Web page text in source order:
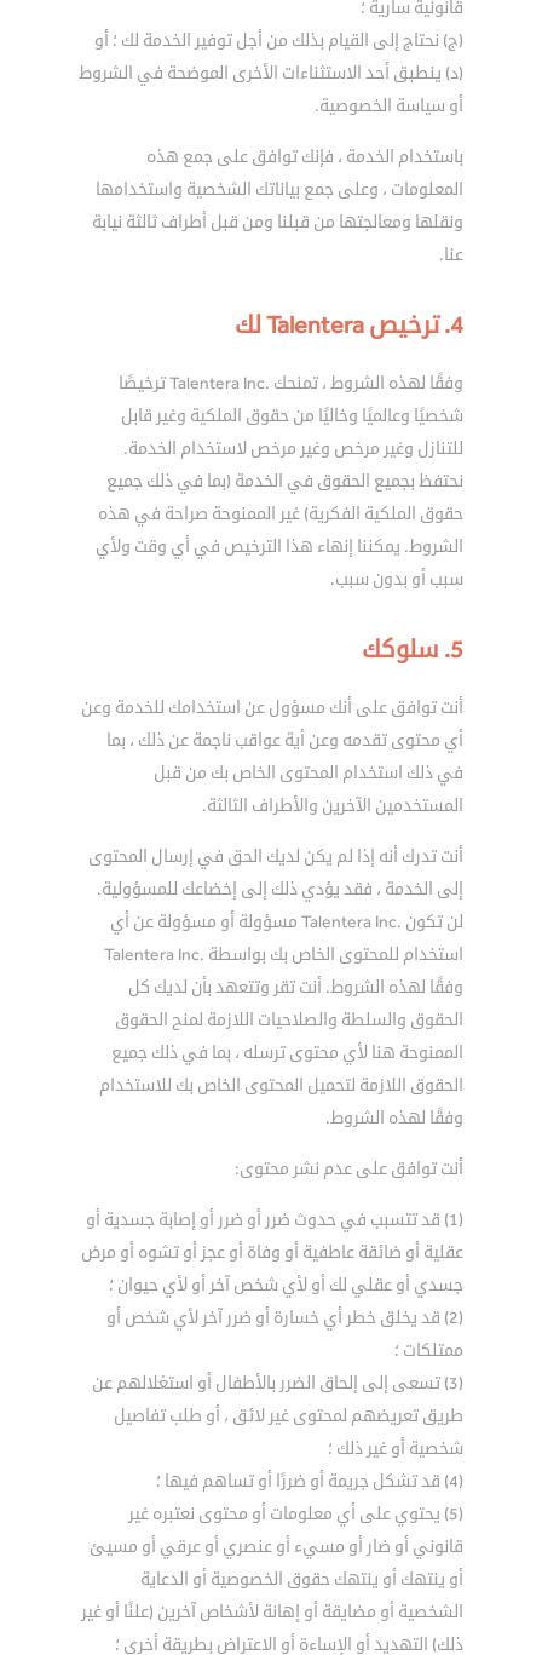
قانونية سارية ؛
(ج) نحتاج إلى القيام بذلك من أجل توفير الخدمة لك ؛ أو
(د) ينطبق أحد الاستثناءات الأخرى الموضحة في الشروط
أو سياسة الخصوصية.
باستخدام الخدمة ، فإنك توافق على جمع هذه
المعلومات ، وعلى جمع بياناتك الشخصية واستخدامها
ونقلها ومعالجتها من قبلنا ومن قبل أطراف ثالثة نيابة
عنا.
4. ترخيص Talentera لك
وفقًا لهذه الشروط ، تمنحك .Talentera Inc ترخيصًا
شخصيًا وعالميًا وخاليًا من حقوق الملكية وغير قابل
للتنازل وغير مرخص وغير مرخص لاستخدام الخدمة.
نحتفظ بجميع الحقوق في الخدمة (بما في ذلك جميع
حقوق الملكية الفكرية) غير الممنوحة صراحة في هذه
الشروط. يمكننا إنهاء هذا الترخيص في أي وقت ولأي
سبب أو بدون سبب.
5. سلوكك
أنت توافق على أنك مسؤول عن استخدامك للخدمة وعن
أي محتوى تقدمه وعن أية عواقب ناجمة عن ذلك ، بما
في ذلك استخدام المحتوى الخاص بك من قبل
المستخدمين الآخرين والأطراف الثالثة.
أنت تدرك أنه إذا لم يكن لديك الحق في إرسال المحتوى
إلى الخدمة ، فقد يؤدي ذلك إلى إخضاعك للمسؤولية.
لن تكون .Talentera Inc مسؤولة أو مسؤولة عن أي
استخدام للمحتوى الخاص بك بواسطة .Talentera Inc
وفقًا لهذه الشروط. أنت تقر وتتعهد بأن لديك كل
الحقوق والسلطة والصلاحيات اللازمة لمنح الحقوق
الممنوحة هنا لأي محتوى ترسله ، بما في ذلك جميع
الحقوق اللازمة لتحميل المحتوى الخاص بك للاستخدام
وفقًا لهذه الشروط.
أنت توافق على عدم نشر محتوى:
(1) قد تتسبب في حدوث ضرر أو ضرر أو إصابة جسدية أو
عقلية أو ضائقة عاطفية أو وفاة أو عجز أو تشوه أو مرض
جسدي أو عقلي لك أو لأي شخص آخر أو لأي حيوان ؛
(2) قد يخلق خطر أي خسارة أو ضرر آخر لأي شخص أو
ممتلكات ؛
(3) تسعى إلى إلحاق الضرر بالأطفال أو استغلالهم عن
طريق تعريضهم لمحتوى غير لائق ، أو طلب تفاصيل
شخصية أو غير ذلك ؛
(4) قد تشكل جريمة أو ضررًا أو تساهم فيها ؛
(5) يحتوي على أي معلومات أو محتوى نعتبره غير
قانوني أو ضار أو مسيء أو عنصري أو عرقي أو مسيئ
أو ينتهك أو ينتهك حقوق الخصوصية أو الدعاية
الشخصية أو مضايقة أو إهانة لأشخاص آخرين (علنًا أو غير
ذلك) التهديد أو الإساءة أو الاعتراض بطريقة أخرى ؛